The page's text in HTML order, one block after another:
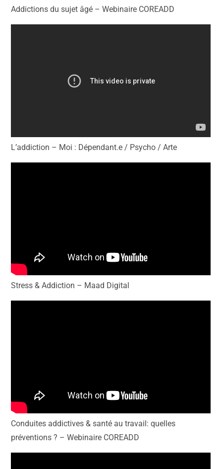
Addictions du sujet âgé – Webinaire COREADD
L’addiction – Moi : Dépendant.e / Psycho / Arte
Stress & Addiction – Maad Digital
Conduites addictives & santé au travail: quelles
préventions ? – Webinaire COREADD